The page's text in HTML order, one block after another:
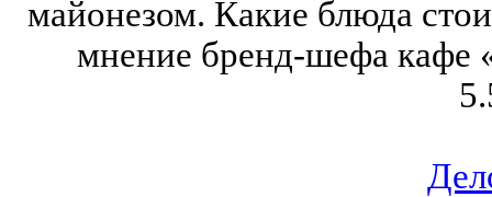
майонезом. Какие блюда
мнение бренд-шефа кафе